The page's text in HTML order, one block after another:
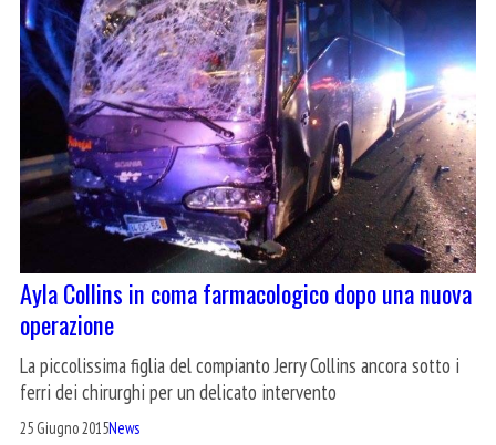
Ayla Collins in coma farmacologico dopo una nuova
operazione
La piccolissima figlia del compianto Jerry Collins ancora sotto i
ferri dei chirurghi per un delicato intervento
25 Giugno 2015News